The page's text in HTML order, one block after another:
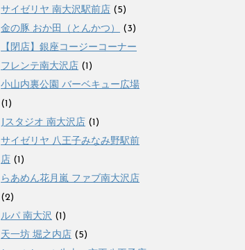
サイゼリヤ 南大沢駅前店 (5)
金の豚 おか田（とんかつ）
(3)
【閉店】銀座コージーコーナー
フレンテ南大沢店 (1)
小山内裏公園 バーベキュー広場
(1)
Jスタジオ 南大沢店 (1)
サイゼリヤ 八王子みなみ野駅前
店 (1)
らあめん花月嵐 ファブ南大沢店
(2)
ルパ 南大沢 (1)
天一坊 堀之内店 (5)